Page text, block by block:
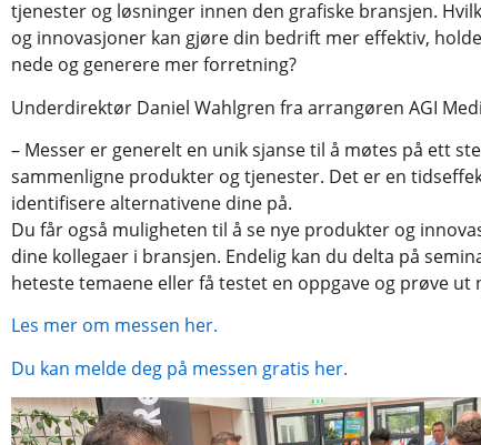
tjenester og løsninger innen den grafiske bransjen.
og innovasjoner kan gjøre din bedrift mer effektiv,
nede og generere mer forretning?
Underdirektør Daniel Wahlgren fra arrangøren AGI
– Messer er generelt en unik sjanse til å møtes på ett
sammenligne produkter og tjenester. Det er en
identifisere alternativene dine på.
Du får også muligheten til å se nye produkter og
dine kollegaer i bransjen. Endelig kan du delta på
heteste temaene eller få testet en oppgave og prøve ut
Les mer om messen her.
Du kan melde deg på messen gratis her.